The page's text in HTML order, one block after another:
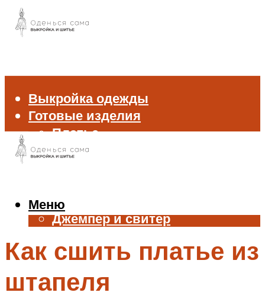
Выкройка одежды
Готовые изделия
Платье
Брюки
Жилет
Джемпер и свитер
Аксессуары
Меню
Меню
Как сшить платье из
штапеля